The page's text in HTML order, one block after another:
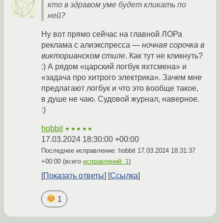
кто в здравом уме будет кликать по
ней?
Ну вот прямо сейчас на главной ЛОРа
реклама с алиэкспресса — ночная сорочка в
викторианском стиле. Как тут не кликнуть?
:) А рядом «царский логбук яхтсмена» и
«задача про хитрого электрика». Зачем мне
предлагают логбук и что это вообще такое,
в душе не чаю. Судовой журнал, наверное.
:)
hobbit ★★★★★
17.03.2024 18:30:00 +00:00
Последнее исправление: hobbit 17.03.2024 18:31:37
+00:00 (всего исправлений: 1)
Показать ответы Ссылка
1